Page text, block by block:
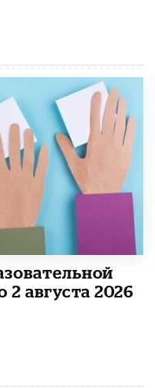
августа 2026